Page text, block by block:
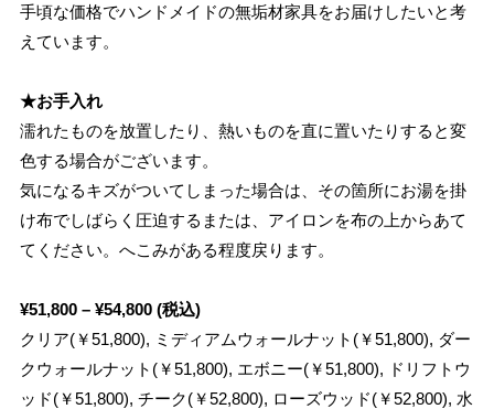
手頃な価格でハンドメイドの無垢材家具をお届けしたいと考
えています。
★お手入れ
濡れたものを放置したり、熱いものを直に置いたりすると変
色する場合がございます。
気になるキズがついてしまった場合は、その箇所にお湯を掛
け布でしばらく圧迫するまたは、アイロンを布の上からあて
てください。へこみがある程度戻ります。
¥51,800 – ¥54,800 (税込)
クリア(￥51,800), ミディアムウォールナット(￥51,800), ダー
クウォールナット(￥51,800), エボニー(￥51,800), ドリフトウ
ッド(￥51,800), チーク(￥52,800), ローズウッド(￥52,800), 水